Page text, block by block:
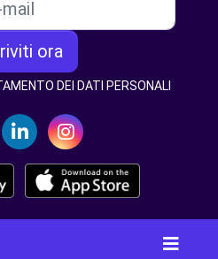
ora
DEI DATI PERSONALI